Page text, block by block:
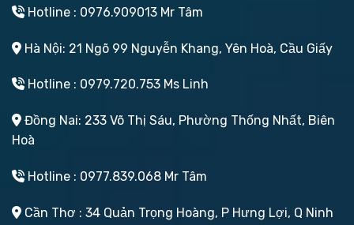
Hotline : 0976.909013 Mr Tâm
Hà Nội: 21 Ngõ 99 Nguyễn Khang, Yên Hoà, Cầu Giấy
Hotline : 0979.720.753 Ms Linh
Đồng Nai: 233 Võ Thị Sáu, Phường Thống Nhất, Biên
Hoà
Hotline : 0977.839.068 Mr Tâm
Cần Thơ : 34 Quản Trọng Hoàng, P Hưng Lợi, Q Ninh